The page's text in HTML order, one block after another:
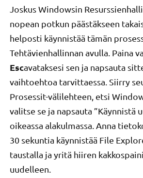
Joskus Windowsin
nopean potkun päästäkseen
helposti käynnistää tämän
Tehtävienhallinnan avulla. Paina
Escavataksesi sen ja napsauta
vaihtoehtoa tarvittaessa. Siirry
Prosessit-välilehteen, etsi
valitse se ja napsauta ”Käynnistä
oikeassa alakulmassa. Anna
30 sekuntia käynnistää File
taustalla ja yritä hiiren
uudelleen.